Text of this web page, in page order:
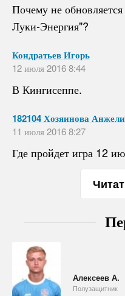
Почему не
Луки-Энергия"?
Кондратьев Игорь
12 июля 2016 8:44
В Кингисеппе.
182104 Хозяинова
11 июля 2016 8:27
Где пройдет игра 12
Алексеев А.
Полузащитник